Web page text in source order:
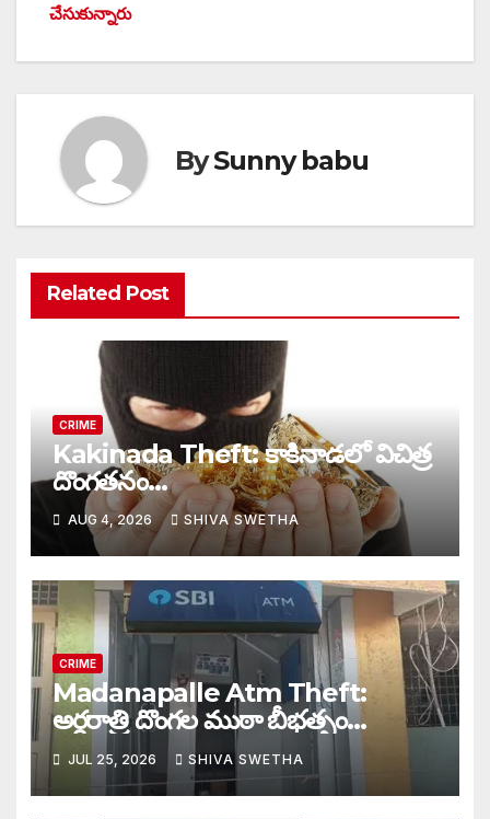
చేసుకున్నారు
BySunny babu
Related Post
CRIME
Kakinada Theft: కాకినాడలో విచిత్ర
దొంగతనం…
AUG 4, 2026 SHIVA SWETHA
CRIME
Madanapalle Atm Theft:
అర్ధరాత్రి దొంగల ముఠా బీభత్సం…
JUL 25, 2026 SHIVA SWETHA